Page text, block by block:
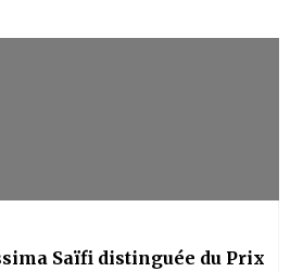
Saïfi distinguée du Prix